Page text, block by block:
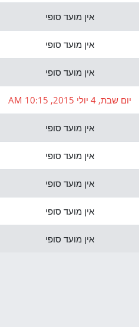
אין מועד סופי
אין מועד סופי
אין מועד סופי
יום שבת, 4 יולי 2015, 10:15 AM
אין מועד סופי
אין מועד סופי
אין מועד סופי
אין מועד סופי
אין מועד סופי